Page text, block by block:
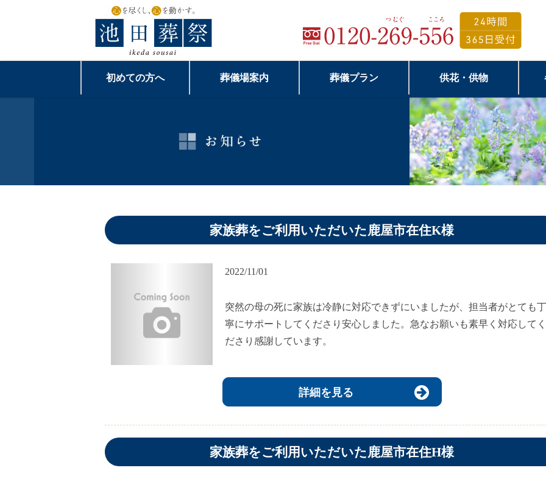
初めての方へ 葬儀場案内 葬儀プラン 供花・供物
家族葬をご利用いただいた鹿屋市在住K様
2022/11/01
突然の母の死に家族は冷静に対応できずにいましたが、担当者がとても丁
寧にサポートしてくださり安心しました。急なお願いも素早く対応してく
ださり感謝しています。
詳細を見る
家族葬をご利用いただいた鹿屋市在住H様